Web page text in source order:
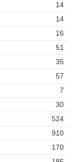
14
14
16
51
35
57
7
30
524
910
170